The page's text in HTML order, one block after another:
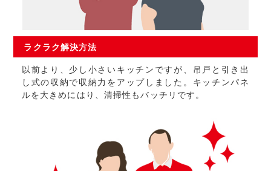
ラクラク解決方法
以前より、少し小さいキッチンですが、吊戸と引き出
し式の収納で収納力をアップしました。キッチンパネ
ルを大きめにはり、清掃性もバッチリです。